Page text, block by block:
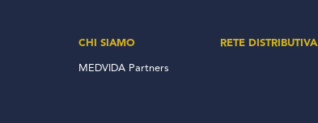
CHI SIAMO
MEDVIDA Partners
RETE DISTRIBUTIVA